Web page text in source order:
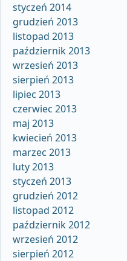
styczeń 2014
grudzień 2013
listopad 2013
październik 2013
wrzesień 2013
sierpień 2013
lipiec 2013
czerwiec 2013
maj 2013
kwiecień 2013
marzec 2013
luty 2013
styczeń 2013
grudzień 2012
listopad 2012
październik 2012
wrzesień 2012
sierpień 2012